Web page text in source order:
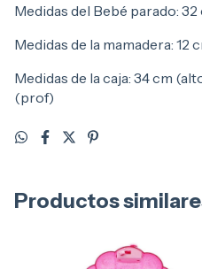
Medidas del Bebé parado:
Medidas de la mamadera: 12
Medidas de la caja: 34 cm
(prof)
Productos